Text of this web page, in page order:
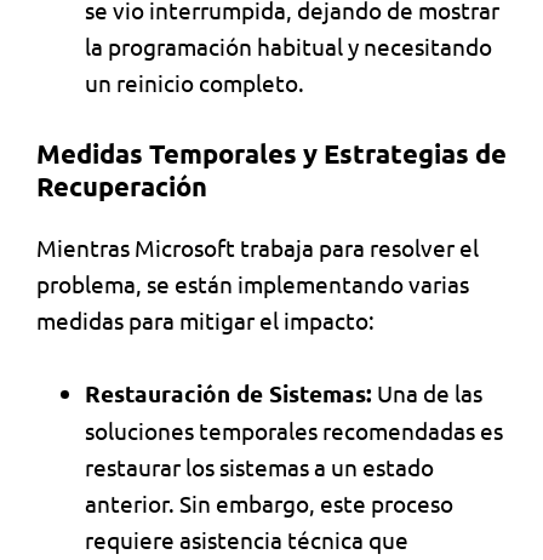
se vio interrumpida, dejando de mostrar
la programación habitual y necesitando
un reinicio completo.
Medidas Temporales y Estrategias de
Recuperación
Mientras Microsoft trabaja para resolver el
problema, se están implementando varias
medidas para mitigar el impacto:
Restauración de Sistemas: Una de las
soluciones temporales recomendadas es
restaurar los sistemas a un estado
anterior. Sin embargo, este proceso
requiere asistencia técnica que